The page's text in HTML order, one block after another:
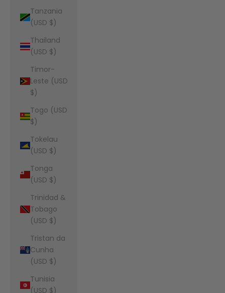
Tanzania
(USD $)
Thailand
(USD $)
Timor-
Leste (USD
$)
Togo (USD
$)
Tokelau
(USD $)
Tonga
(USD $)
Trinidad &
Tobago
(USD $)
Tristan da
Cunha
(USD $)
Tunisia
(USD $)